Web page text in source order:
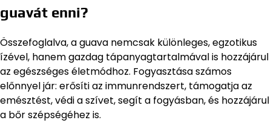
guavát enni?
Összefoglalva, a guava nemcsak különleges, egzotikus
ízével, hanem gazdag tápanyagtartalmával is hozzájárul
az egészséges életmódhoz. Fogyasztása számos
előnnyel jár: erősíti az immunrendszert, támogatja az
emésztést, védi a szívet, segít a fogyásban, és hozzájárul
a bőr szépségéhez is.